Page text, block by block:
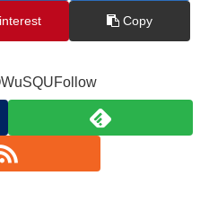
Copy